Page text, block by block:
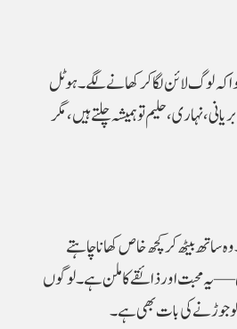
کہ لوگ لائن لگا کر کھانے لگے۔ ہوٹل
نہاری، حلیم تو ہمیشہ چلتے ہیں، مگر
بیٹھ کر کچھ خاص کھانا چاہتے
محبت اور ذائقے کا ملن ہے۔ لوگوں
جوڑنے کی بات بھی ہے۔